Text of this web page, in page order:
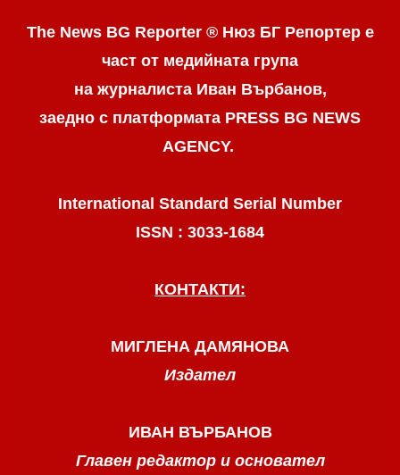
The News BG Reporter ® Нюз БГ Репортере
част от медийната група
на журналиста Иван Върбанов,
заедно с платформата PRESS BG NEWS
AGENCY.
International Standard Serial Number
ISSN : 3033-1684
КОНТАКТИ:
МИГЛЕНА ДАМЯНОВА
Издател
ИВАН ВЪРБАНОВ
Главен редактор и основател